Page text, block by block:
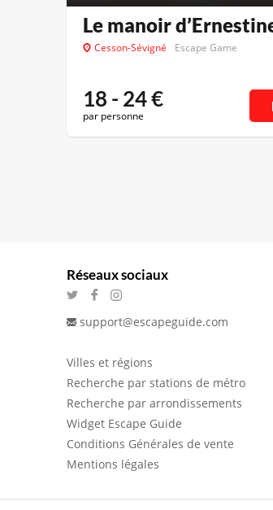
Le manoir
Cesson-Sévigné Escape Game
18 - 24€
par personne
Réseaux sociaux
support@escapeguide.com
Villes et régions
Recherche par stations de métro
Recherche par arrondissements
Widget Escape Guide
Conditions Générales de vente
Mentions légales